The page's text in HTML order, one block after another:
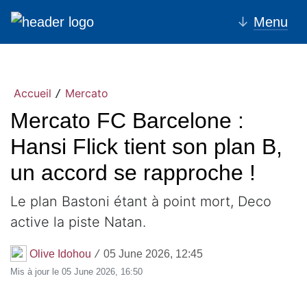
↓ Menu
Accueil / Mercato
Mercato FC Barcelone :
Hansi Flick tient son plan B,
un accord se rapproche !
Le plan Bastoni étant à point mort, Deco
active la piste Natan.
Olive Idohou / 05 June 2026, 12:45
Mis à jour le 05 June 2026, 16:50